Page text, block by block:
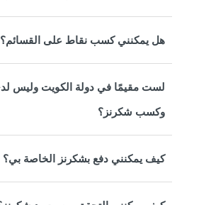
هل يمكنني كسب نقاط على القسائم؟
لست مقيمًا في دولة الكويت وليس
وكسب شكرنز؟
كيف يمكنني دفع بشكرنز الخاصة بي؟